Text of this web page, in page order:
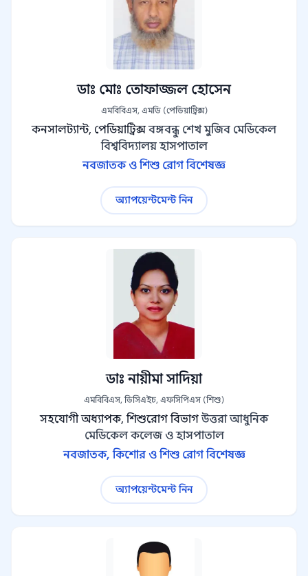
ডাঃ মোঃ তোফাজ্জল হোসেন
এমবিবিএস, এমডি (পেডিয়াট্রিক্স)
কনসালট্যান্ট, পেডিয়াট্রিক্স বঙ্গবন্ধু শেখ মুজিব মেডিকেল
বিশ্ববিদ্যালয় হাসপাতাল
নবজাতক ও শিশু রোগ বিশেষজ্ঞ
অ্যাপয়েন্টমেন্ট নিন
ডাঃ নায়ীমা সাদিয়া
এমবিবিএস, ডিসিএইচ, এফসিপিএস (শিশু)
সহযোগী অধ্যাপক, শিশুরোগ বিভাগ উত্তরা আধুনিক
মেডিকেল কলেজ ও হাসপাতাল
নবজাতক, কিশোর ও শিশু রোগ বিশেষজ্ঞ
অ্যাপয়েন্টমেন্ট নিন